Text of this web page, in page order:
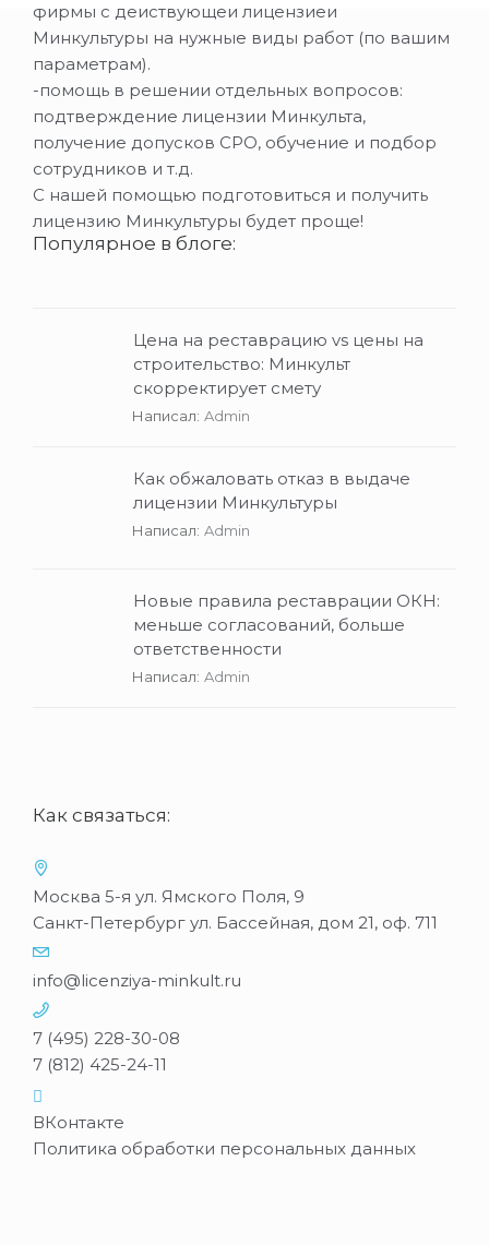
фирмы с действующей лицензией
Минкультуры на нужные виды работ (по вашим
параметрам).
-помощь в решении отдельных вопросов:
подтверждение лицензии Минкульта,
получение допусков СРО, обучение и подбор
сотрудников и т.д.
С нашей помощью подготовиться и получить
лицензию Минкультуры будет проще!
Популярное в блоге:
Цена на реставрацию vs цены на
строительство: Минкульт
скорректирует смету
Написал: Admin
Как обжаловать отказ в выдаче
лицензии Минкультуры
Написал: Admin
Новые правила реставрации ОКН:
меньше согласований, больше
ответственности
Написал: Admin
Как связаться:
Москва 5-я ул. Ямского Поля, 9
Санкт-Петербург ул. Бассейная, дом 21, оф. 711
info@licenziya-minkult.ru
7 (495) 228-30-08
7 (812) 425-24-11
ВКонтакте
Политика обработки персональных данных